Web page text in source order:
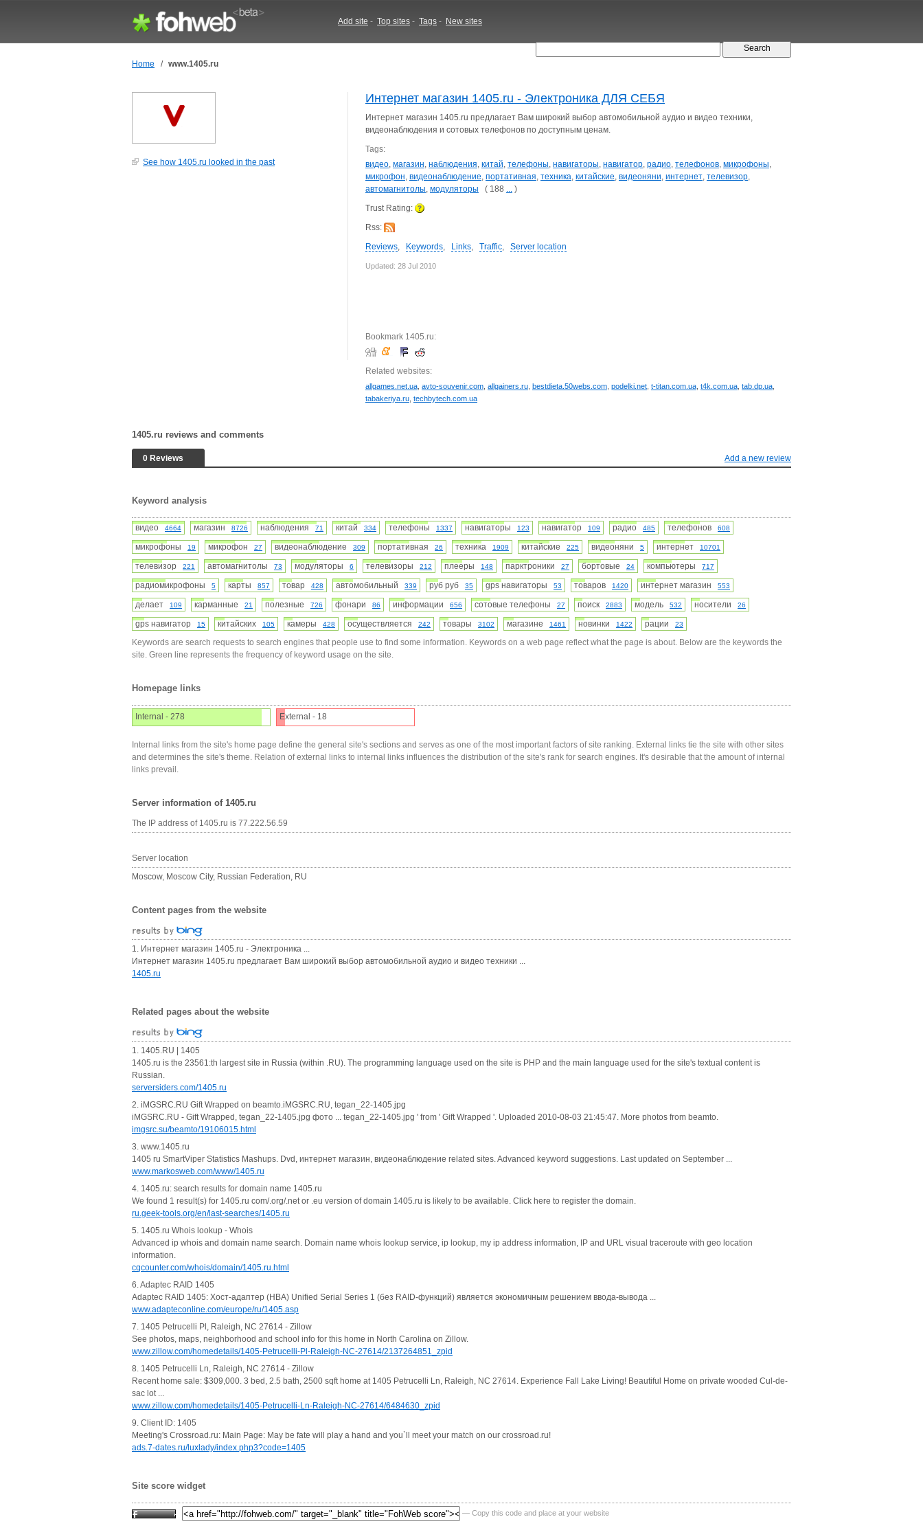
Add site - Top sites - Tags - New sites
Home / www.1405.ru
See how 1405.ru looked in the past
Интернет магазин 1405.ru - Электроника ДЛЯ СЕБЯ
Интернет магазин 1405.ru предлагает Вам широкий выбор автомобильной аудио и видео техники,
видеонаблюдения и сотовых телефонов по доступным ценам.
Tags:
видео, магазин, наблюдения, китай, телефоны, навигаторы, навигатор, радио, телефонов, микрофоны,
микрофон, видеонаблюдение, портативная, техника, китайские, видеоняни, интернет, телевизор,
автомагнитолы, модуляторы ( 188 ... )
Trust Rating:
Rss:
Reviews, Keywords, Links, Traffic, Server location
Updated: 28 Jul 2010
Bookmark 1405.ru:
Related websites:
allgames.net.ua avto-souvenir.com allgainers.ru bestdieta.50webs.com podelki.net t-titan.com.ua t4k.com.ua tab.dp.ua
tabakeriya.ru techbytech.com.ua
1405.ru reviews and comments
0 Reviews Add a new review
Keyword analysis
видео 4664 магазин 8726 наблюдения 71 китай 334 телефоны 1337 навигаторы 123 навигатор 109 радио 485 телефонов 608
микрофоны 19 микрофон 27 видеонаблюдение 309 портативная 26 техника 1909 китайские 225 видеоняни 5 интернет 10701
телевизор 221 автомагнитолы 73 модуляторы 6 телевизоры 212 плееры 148 парктроники 27 бортовые 24 компьютеры 717
радиомикрофоны 5 карты 857 товар 428 автомобильный 339 руб руб 35 gps навигаторы 53 товаров 1420 интернет магазин 553
делает 109 карманные 21 полезные 726 фонари 86 информации 656 сотовые телефоны 27 поиск 2883 модель 532 носители 26
gps навигатор 15 китайских 105 камеры 428 осуществляется 242 товары 3102 магазине 1461 новинки 1422 рации 23
Keywords are search requests to search engines that people use to find some information. Keywords on a web page reflect what the page is about. Below are the keywords the
site. Green line represents the frequency of keyword usage on the site.
Homepage links
Internal - 278 External - 18
Internal links from the site's home page define the general site's sections and serves as one of the most important factors of site ranking. External links tie the site with other sites
and determines the site's theme. Relation of external links to internal links influences the distribution of the site's rank for search engines. It's desirable that the amount of internal
links prevail.
Server information of 1405.ru
The IP address of 1405.ru is 77.222.56.59
Server location
Moscow, Moscow City, Russian Federation, RU
Content pages from the website
1. Интернет магазин 1405.ru - Электроника ...
Интернет магазин 1405.ru предлагает Вам широкий выбор автомобильной аудио и видео техники ...
1405.ru
Related pages about the website
1. 1405.RU | 1405
1405.ru is the 23561:th largest site in Russia (within .RU). The programming language used on the site is PHP and the main language used for the site's textual content is
Russian.
serversiders.com/1405.ru
2. iMGSRC.RU Gift Wrapped on beamto.iMGSRC.RU, tegan_22-1405.jpg
iMGSRC.RU - Gift Wrapped, tegan_22-1405.jpg фото ... tegan_22-1405.jpg ' from ' Gift Wrapped '. Uploaded 2010-08-03 21:45:47. More photos from beamto.
imgsrc.su/beamto/19106015.html
3. www.1405.ru
1405 ru SmartViper Statistics Mashups. Dvd, интернет магазин, видеонаблюдение related sites. Advanced keyword suggestions. Last updated on September ...
www.markosweb.com/www/1405.ru
4. 1405.ru: search results for domain name 1405.ru
We found 1 result(s) for 1405.ru com/.org/.net or .eu version of domain 1405.ru is likely to be available. Click here to register the domain.
ru.geek-tools.org/en/last-searches/1405.ru
5. 1405.ru Whois lookup - Whois
Advanced ip whois and domain name search. Domain name whois lookup service, ip lookup, my ip address information, IP and URL visual traceroute with geo location
information.
cqcounter.com/whois/domain/1405.ru.html
6. Adaptec RAID 1405
Adaptec RAID 1405: Хост-адаптер (HBA) Unified Serial Series 1 (без RAID-функций) является экономичным решением ввода-вывода ...
www.adapteconline.com/europe/ru/1405.asp
7. 1405 Petrucelli Pl, Raleigh, NC 27614 - Zillow
See photos, maps, neighborhood and school info for this home in North Carolina on Zillow.
www.zillow.com/homedetails/1405-Petrucelli-Pl-Raleigh-NC-27614/2137264851_zpid
8. 1405 Petrucelli Ln, Raleigh, NC 27614 - Zillow
Recent home sale: $309,000. 3 bed, 2.5 bath, 2500 sqft home at 1405 Petrucelli Ln, Raleigh, NC 27614. Experience Fall Lake Living! Beautiful Home on private wooded Cul-de-
sac lot ...
www.zillow.com/homedetails/1405-Petrucelli-Ln-Raleigh-NC-27614/6484630_zpid
9. Client ID: 1405
Meeting's Crossroad.ru: Main Page: May be fate will play a hand and you`ll meet your match on our crossroad.ru!
ads.7-dates.ru/luxlady/index.php3?code=1405
Site score widget
— Copy this code and place at your website